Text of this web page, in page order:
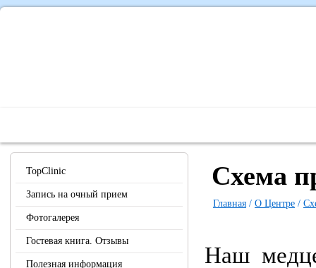
TopClinic
Запись на очный прием
Фотогалерея
Гостевая книга. Отзывы
Полезная информация
Схема
Главная / О Центре /
Наш